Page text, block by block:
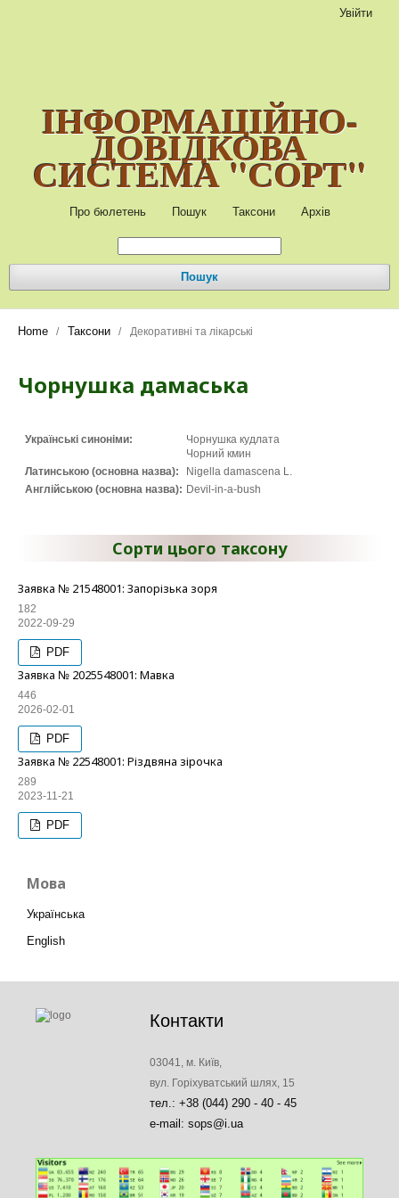
ІНФОРМАЦІЙНО-
ДОВІДКОВА
СИСТЕМА "СОРТ"
Про бюлетень Пошук Таксони Архів
Пошук
Увійти
Home / Таксони / Декоративні та лікарські
Чорнушка дамаська
Українські синоніми:
Чорнушка кудлата
Чорний кмин
Латинською (основна назва):
Nigella damascena L.
Англійською (основна назва): Devil-in-a-bush
Сорти цього таксону
Заявка № 21548001: Запорізька зоря
182
2022-09-29
PDF
Заявка № 2025548001: Мавка
446
2026-02-01
PDF
Заявка № 22548001: Різдвяна зірочка
289
2023-11-21
PDF
Мова
Українська
English
Контакти
03041, м. Київ,
вул. Горіхуватський шлях, 15
тел.: +38 (044) 290 - 40 - 45
e-mail: sops@i.ua